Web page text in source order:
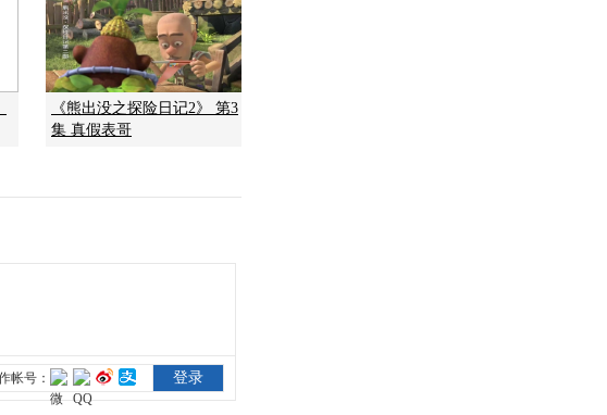
《熊出没之探险日记2》 第3
集 真假表哥